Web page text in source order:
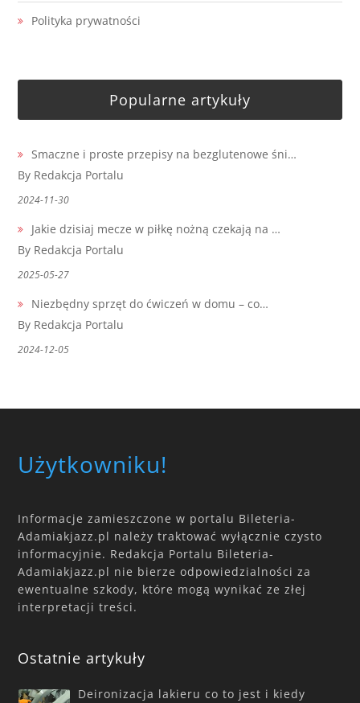
Polityka prywatności
Popularne artykuły
Smaczne i proste przepisy na bezglutenowe śni…
By Redakcja Portalu
2024-11-30
Jakie dzisiaj mecze w piłkę nożną czekają na …
By Redakcja Portalu
2025-05-27
Niezbędny sprzęt do ćwiczeń w domu – co…
By Redakcja Portalu
2024-12-05
Użytkowniku!
Informacje zamieszczone w portalu Bileteria-
Adamiakjazz.pl należy traktować wyłącznie czysto
informacyjnie. Redakcja Portalu Bileteria-
Adamiakjazz.pl nie bierze odpowiedzialności za
ewentualne szkody, które mogą wynikać ze złej
interpretacji treści.
Ostatnie artykuły
Deironizacja lakieru co to jest i kiedy